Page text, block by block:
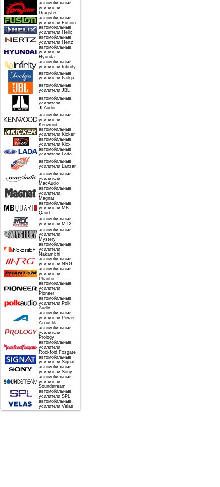
автомобильные
усилители
Dragster
автомобильные
усилители Fusion
автомобильные
усилители Helix
автомобильные
усилители Hertz
автомобильные
усилители
Hyundai
автомобильные
усилители Infinity
автомобильные
усилители Ivolga
автомобильные
усилители JBL
автомобильные
усилители
JLAudio
автомобильные
усилители
Kenwood
автомобильные
усилители Kicker
автомобильные
усилители Kicx
автомобильные
усилители Lada
автомобильные
усилители Lanzar
автомобильные
усилители
MacAudio
автомобильные
усилители
Magnat
автомобильные
усилители MB
Qaurt
автомобильные
усилители MTX
автомобильные
усилители
Mystery
автомобильные
усилители
Nakamichi
автомобильные
усилители NRG
автомобильные
усилители
Phantom
автомобильные
усилители
Pioneer
автомобильные
усилители Polk
Audio
автомобильные
усилители Power
Acoustik
автомобильные
усилители
Prology
автомобильные
усилители
Rockford Fosgate
автомобильные
усилители Signat
автомобильные
усилители Sony
автомобильные
усилители
Soundstream
автомобильные
усилители SPL
автомобильные
усилители Velas